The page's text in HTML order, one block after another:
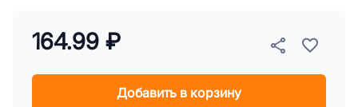
164.99 ₽
Добавить в корзину